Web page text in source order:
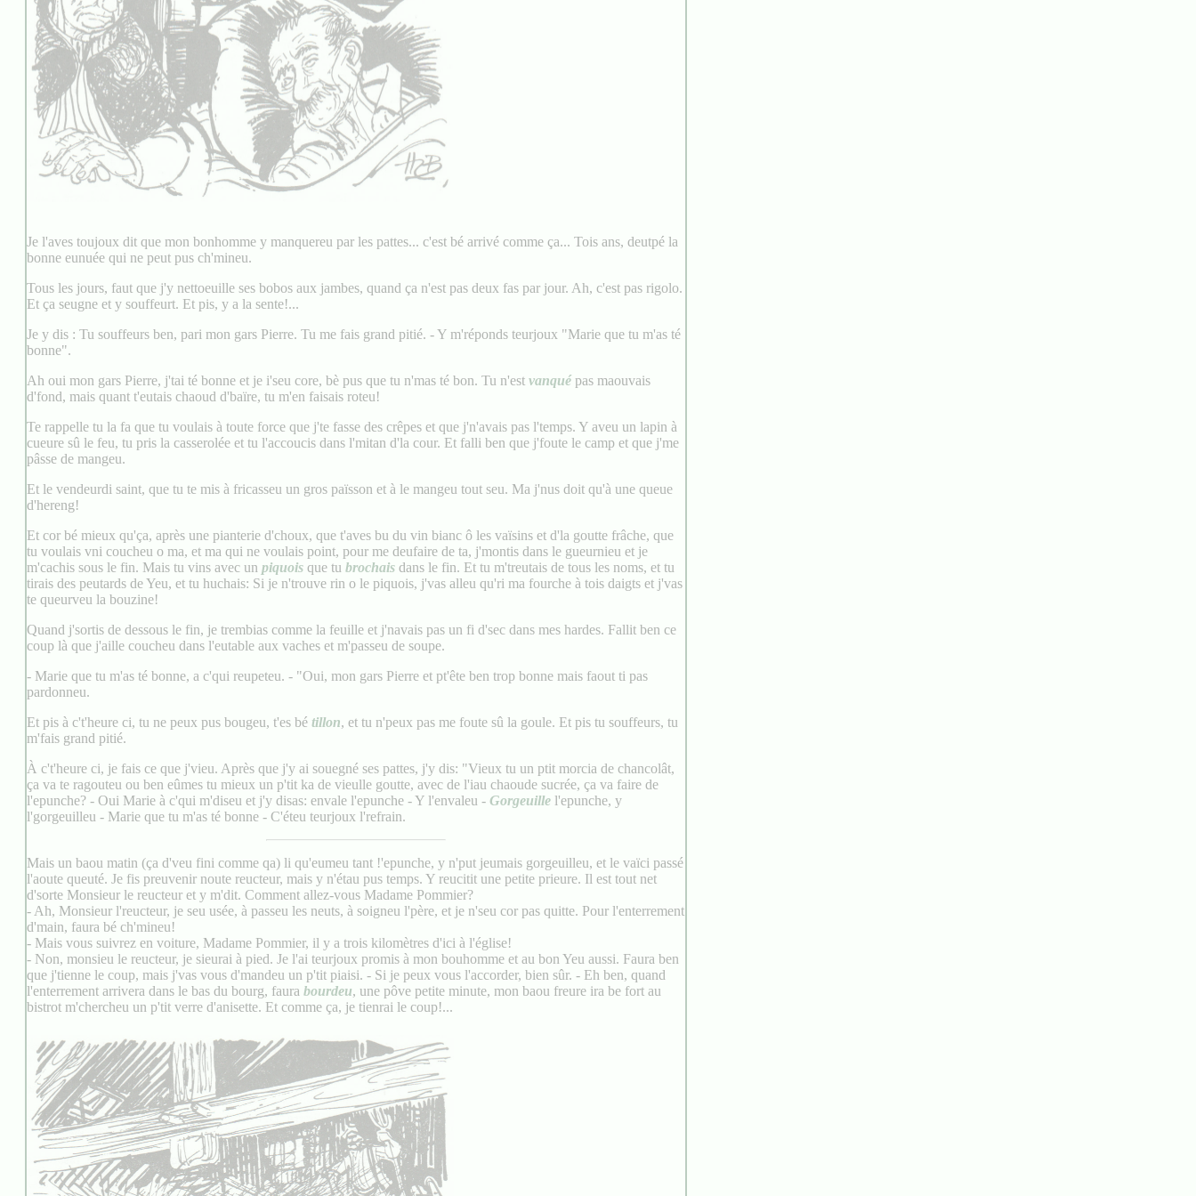
Je l'aves toujoux dit que mon bonhomme y manquereu par les pattes... c'est bé arrivé comme ça... Tois ans, deutpé la
bonne eunuée qui ne peut pus ch'mineu.
Tous les jours, faut que j'y nettoeuille ses bobos aux jambes, quand ça n'est pas deux fas par jour. Ah, c'est pas rigolo.
Et ça seugne et y souffeurt. Et pis, y a la sente!...
Je y dis : Tu souffeurs ben, pari mon gars Pierre. Tu me fais grand pitié. - Y m'réponds teurjoux "Marie que tu m'as té
bonne".
Ah oui mon gars Pierre, j'tai té bonne et je i'seu core, bè pus que tu n'mas té bon. Tu n'est vanqué pas maouvais
d'fond, mais quant t'eutais chaoud d'baïre, tu m'en faisais roteu!
Te rappelle tu la fa que tu voulais à toute force que j'te fasse des crêpes et que j'n'avais pas l'temps. Y aveu un lapin à
cueure sû le feu, tu pris la casserolée et tu l'accoucis dans l'mitan d'la cour. Et falli ben que j'foute le camp et que j'me
pâsse de mangeu.
Et le vendeurdi saint, que tu te mis à fricasseu un gros païsson et à le mangeu tout seu. Ma j'nus doit qu'à une queue
d'hereng!
Et cor bé mieux qu'ça, après une pianterie d'choux, que t'aves bu du vin bianc ô les vaïsins et d'la goutte frâche, que
tu voulais vni coucheu o ma, et ma qui ne voulais point, pour me deufaire de ta, j'montis dans le gueurnieu et je
m'cachis sous le fin. Mais tu vins avec un piquois que tu brochais dans le fin. Et tu m'treutais de tous les noms, et tu
tirais des peutards de Yeu, et tu huchais: Si je n'trouve rin o le piquois, j'vas alleu qu'ri ma fourche à tois daigts et j'vas
te queurveu la bouzine!
Quand j'sortis de dessous le fin, je trembias comme la feuille et j'navais pas un fi d'sec dans mes hardes. Fallit ben ce
coup là que j'aille coucheu dans l'eutable aux vaches et m'passeu de soupe.
- Marie que tu m'as té bonne, a c'qui reupeteu. - "Oui, mon gars Pierre et pt'ête ben trop bonne mais faout ti pas
pardonneu.
Et pis à c't'heure ci, tu ne peux pus bougeu, t'es bé tillon, et tu n'peux pas me foute sû la goule. Et pis tu souffeurs, tu
m'fais grand pitié.
À c't'heure ci, je fais ce que j'vieu. Après que j'y ai souegné ses pattes, j'y dis: "Vieux tu un ptit morcia de chancolât,
ça va te ragouteu ou ben eûmes tu mieux un p'tit ka de vieulle goutte, avec de l'iau chaoude sucrée, ça va faire de
l'epunche? - Oui Marie à c'qui m'diseu et j'y disas: envale l'epunche - Y l'envaleu - Gorgeuille l'epunche, y
l'gorgeuilleu - Marie que tu m'as té bonne - C'éteu teurjoux l'refrain.
Mais un baou matin (ça d'veu fini comme qa) li qu'eumeu tant !'epunche, y n'put jeumais gorgeuilleu, et le vaïci passé
l'aoute queuté. Je fis preuvenir noute reucteur, mais y n'étau pus temps. Y reucitit une petite prieure. Il est tout net
d'sorte Monsieur le reucteur et y m'dit. Comment allez-vous Madame Pommier?
- Ah, Monsieur l'reucteur, je seu usée, à passeu les neuts, à soigneu l'père, et je n'seu cor pas quitte. Pour l'enterrement
d'main, faura bé ch'mineu!
- Mais vous suivrez en voiture, Madame Pommier, il y a trois kilomètres d'ici à l'église!
- Non, monsieu le reucteur, je sieurai à pied. Je l'ai teurjoux promis à mon bouhomme et au bon Yeu aussi. Faura ben
que j'tienne le coup, mais j'vas vous d'mandeu un p'tit piaisi. - Si je peux vous l'accorder, bien sûr. - Eh ben, quand
l'enterrement arrivera dans le bas du bourg, faura bourdeu, une pôve petite minute, mon baou freure ira be fort au
bistrot m'chercheu un p'tit verre d'anisette. Et comme ça, je tienrai le coup!...